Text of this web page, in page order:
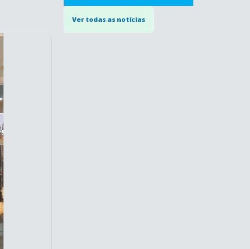
Ver todas as notícias